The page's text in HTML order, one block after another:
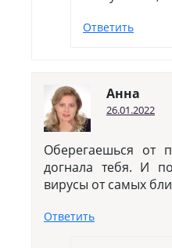
Ответить
Анна
26.01.2022
Оберегаешься от
догнала тебя. И
вирусы от самых
Ответить